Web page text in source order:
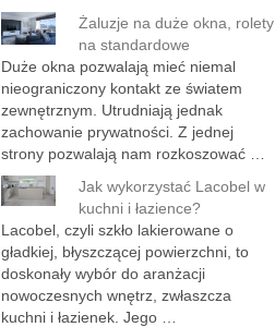
Żaluzje na duże okna, rolety
na standardowe
Duże okna pozwalają mieć niemal
nieograniczony kontakt ze światem
zewnętrznym. Utrudniają jednak
zachowanie prywatności. Z jednej
strony pozwalają nam rozkoszować …
Jak wykorzystać Lacobel w
kuchni i łazience?
Lacobel, czyli szkło lakierowane o
gładkiej, błyszczącej powierzchni, to
doskonały wybór do aranżacji
nowoczesnych wnętrz, zwłaszcza
kuchni i łazienek. Jego …